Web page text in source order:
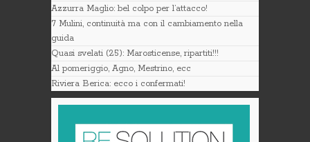
Azzurra Maglio: bel colpo per l’attacco!
7 Mulini, continuità ma con il cambiamento nella
guida
Quasi svelati (25): Marosticense, ripartiti!!!
Al pomeriggio, Agno, Mestrino, ecc
Riviera Berica: ecco i confermati!